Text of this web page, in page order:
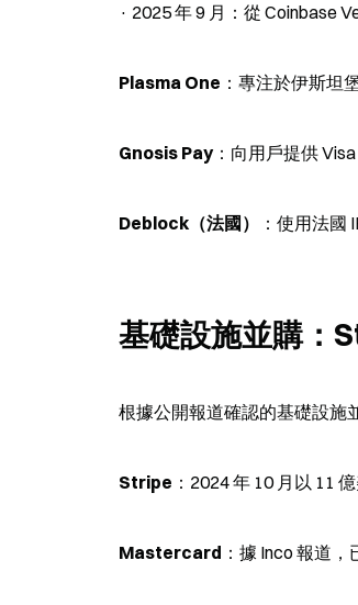
· 2025 年 9 月：從 Coinbase
Plasma One ：專注於伊斯坦
Gnosis Pay：向用戶提供
Deblock（法國） ：使用法
基礎設施並購：
根據公開報道確認的基礎設施
Stripe ：2024 年 10 月以 11
Mastercard ：據 Inco 報道